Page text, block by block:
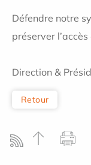
Défendre notre
préserver
Direction &
Retour